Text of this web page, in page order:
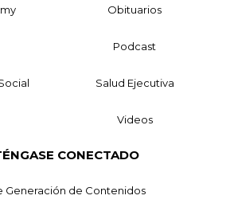
Obituarios
Podcast
Salud Ejecutiva
Videos
CONECTADO
Generación de Contenidos